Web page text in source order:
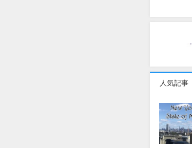
人気記事